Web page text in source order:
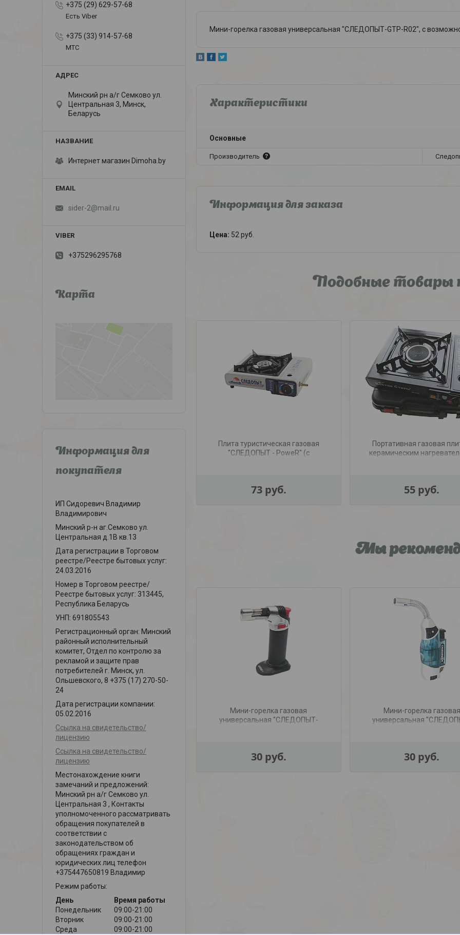
Мини-горелка газовая универсальная "СЛЕДОПЫТ-GTP-R02", с
Характеристики
Основные
Производитель
Информация для заказа
Цена: 52 руб.
Подобные товары
Плита туристическая газовая
"СЛЕДОПЫТ - PoweR" (с
73 руб.
Портативная газовая
керамическим
55 руб.
Мы
Мини-горелка газовая
универсальная "СЛЕДОПЫТ-
30 руб.
Мини-горелка газовая
универсальная
30 руб.
+375 (29) 629-57-68
Есть Viber
+375 (33) 914-57-68
МТС
Минский рн а/г Семково ул.
Центральная 3, Минск,
Беларусь
Интернет магазин Dimoha.by
sider-2@mail.ru
+375296295768
Карта
Информация для
покупателя
ИП Сидоревич Владимир
Владимирович
Минский р-н аг.Семково ул.
Центральная д.1В кв.13
Дата регистрации в Торговом
реестре/Реестре бытовых услуг:
24.03.2016
Номер в Торговом реестре/
Реестре бытовых услуг: 313445,
Республика Беларусь
УНП: 691805543
Регистрационный орган: Минский
районный исполнительный
комитет, Отдел по контролю за
рекламой и защите прав
потребителей г. Минск, ул.
Ольшевского, 8 +375 (17) 270-50-
24
Дата регистрации компании:
05.02.2016
Ссылка на свидетельство/
лицензию
Ссылка на свидетельство/
лицензию
Местонахождение книги
замечаний и предложений:
Минский рн а/г Семково ул.
Центральная 3 , Контакты
уполномоченного рассматривать
обращения покупателей в
соответствии с
законодательством об
обращениях граждан и
юридических лиц телефон
+375447650819 Владимир
Режим работы:
День
Время работы
Понедельник
09:00-21:00
Вторник
09:00-21:00
Среда
09:00-21:00